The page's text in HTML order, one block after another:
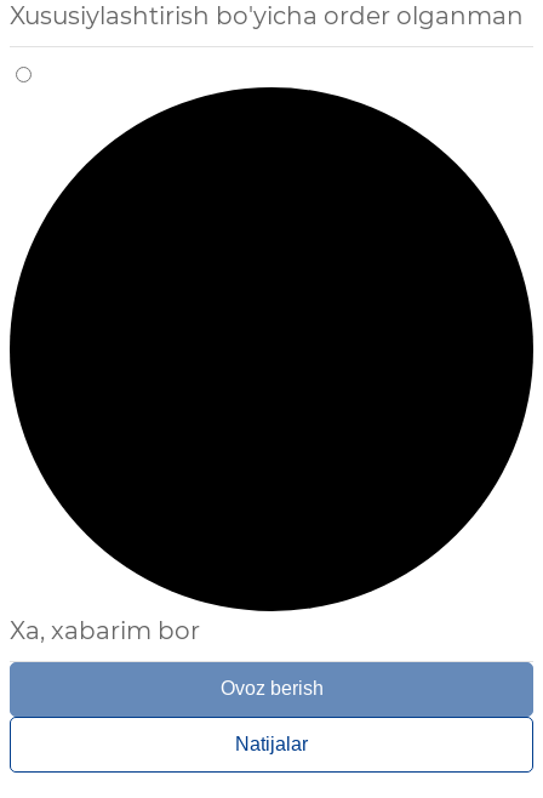
Xususiylashtirish bo'yicha order olganman
Xa, xabarim bor
Ovoz berish
Natijalar